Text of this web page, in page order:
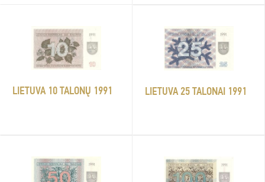
LIETUVA 10 TALONŲ 1991 LIETUVA 25 TALONAI 1991